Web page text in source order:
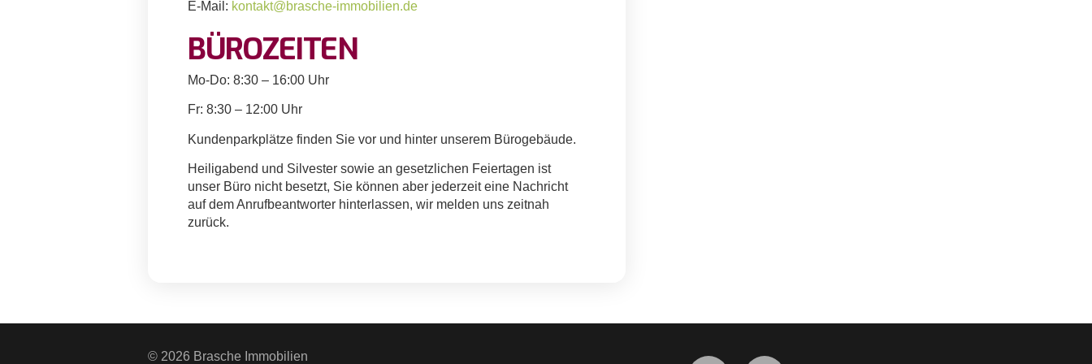
E-Mail: kontakt@brasche-immobilien.de
BÜROZEITEN
Mo-Do: 8:30 – 16:00 Uhr
Fr: 8:30 – 12:00 Uhr
Kundenparkplätze finden Sie vor und hinter unserem Bürogebäude.
Heiligabend und Silvester sowie an gesetzlichen Feiertagen ist
unser Büro nicht besetzt, Sie können aber jederzeit eine Nachricht
auf dem Anrufbeantworter hinterlassen, wir melden uns zeitnah
zurück.
© 2026 Brasche Immobilien